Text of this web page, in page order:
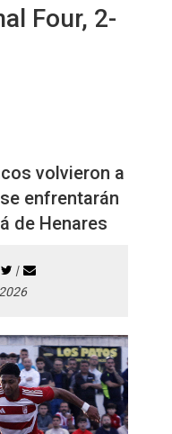
Four, 2-
volvieron a
enfrentarán
de Henares
|